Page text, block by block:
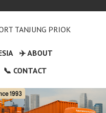
TANJUNG PRIOK
✈️ ABOUT
📞 CONTACT